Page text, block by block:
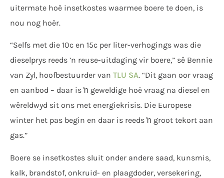
uitermate hoë insetkostes waarmee boere te doen, is
nou nog hoër.
“Selfs met die 10c en 15c per liter-verhogings was die
dieselprys reeds ’n reuse-uitdaging vir boere,” sê Bennie
van Zyl, hoofbestuurder van TLU SA. “Dit gaan oor vraag
en aanbod – daar is ŉ geweldige hoë vraag na diesel en
wêreldwyd sit ons met energiekrisis. Die Europese
winter het pas begin en daar is reeds ŉ groot tekort aan
gas.”
Boere se insetkostes sluit onder andere saad, kunsmis,
kalk, brandstof, onkruid- en plaagdoder, versekering,